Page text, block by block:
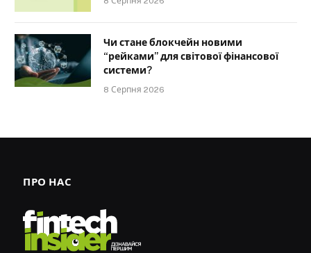
Чи стане блокчейн новими
“рейками” для світової фінансової
системи?
8 Серпня 2026
ПРО НАС